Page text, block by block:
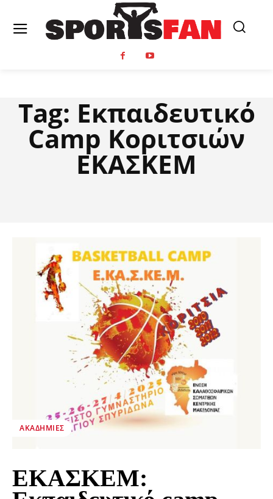
Tag: Εκπαιδευτικό
Camp Κοριτσιών
ΕΚΑΣΚΕΜ
ΑΚΑΔΗΜΊΕΣ
ΕΚΑΣΚΕΜ: